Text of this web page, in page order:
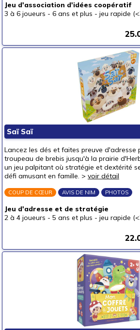
Jeu d'association d'idées coopératif
3 à 6 joueurs - 6 ans et plus - jeu rapide
Saï Saï
Lancez les dés et faites preuve d'adresse
troupeau de brebis jusqu'à la prairie
un jeu palpitant où stratégie et dextérité
défi amusant en famille. > voir détail
COUP DE CŒUR AVIS DE NIM PHOTOS
Jeu d'adresse et de stratégie
2 à 4 joueurs - 5 ans et plus - jeu rapide